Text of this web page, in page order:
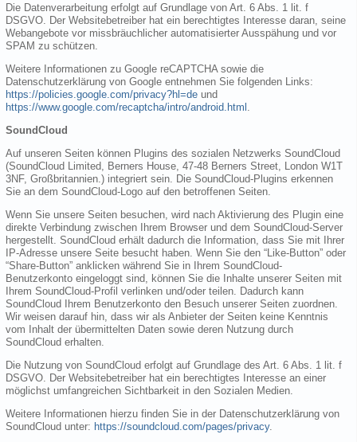
Die Datenverarbeitung erfolgt auf Grundlage von Art. 6 Abs. 1 lit. f
DSGVO. Der Websitebetreiber hat ein berechtigtes Interesse daran, seine
Webangebote vor missbräuchlicher automatisierter Ausspähung und vor
SPAM zu schützen.
Weitere Informationen zu Google reCAPTCHA sowie die
Datenschutzerklärung von Google entnehmen Sie folgenden Links:
https://policies.google.com/privacy?hl=de und
https://www.google.com/recaptcha/intro/android.html
SoundCloud
Auf unseren Seiten können Plugins des sozialen Netzwerks SoundCloud
(SoundCloud Limited, Berners House, 47-48 Berners Street, London W1T
3NF, Großbritannien.) integriert sein. Die SoundCloud-Plugins erkennen
Sie an dem SoundCloud-Logo auf den betroffenen Seiten.
Wenn Sie unsere Seiten besuchen, wird nach Aktivierung des Plugin eine
direkte Verbindung zwischen Ihrem Browser und dem SoundCloud-Server
hergestellt. SoundCloud erhält dadurch die Information, dass Sie mit Ihrer
IP-Adresse unsere Seite besucht haben. Wenn Sie den “Like-Button” oder
“Share-Button” anklicken während Sie in Ihrem SoundCloud-
Benutzerkonto eingeloggt sind, können Sie die Inhalte unserer Seiten mit
Ihrem SoundCloud-Profil verlinken und/oder teilen. Dadurch kann
SoundCloud Ihrem Benutzerkonto den Besuch unserer Seiten zuordnen.
Wir weisen darauf hin, dass wir als Anbieter der Seiten keine Kenntnis
vom Inhalt der übermittelten Daten sowie deren Nutzung durch
SoundCloud erhalten.
Die Nutzung von SoundCloud erfolgt auf Grundlage des Art. 6 Abs. 1 lit. f
DSGVO. Der Websitebetreiber hat ein berechtigtes Interesse an einer
möglichst umfangreichen Sichtbarkeit in den Sozialen Medien.
Weitere Informationen hierzu finden Sie in der Datenschutzerklärung von
SoundCloud unter: https://soundcloud.com/pages/privacy.